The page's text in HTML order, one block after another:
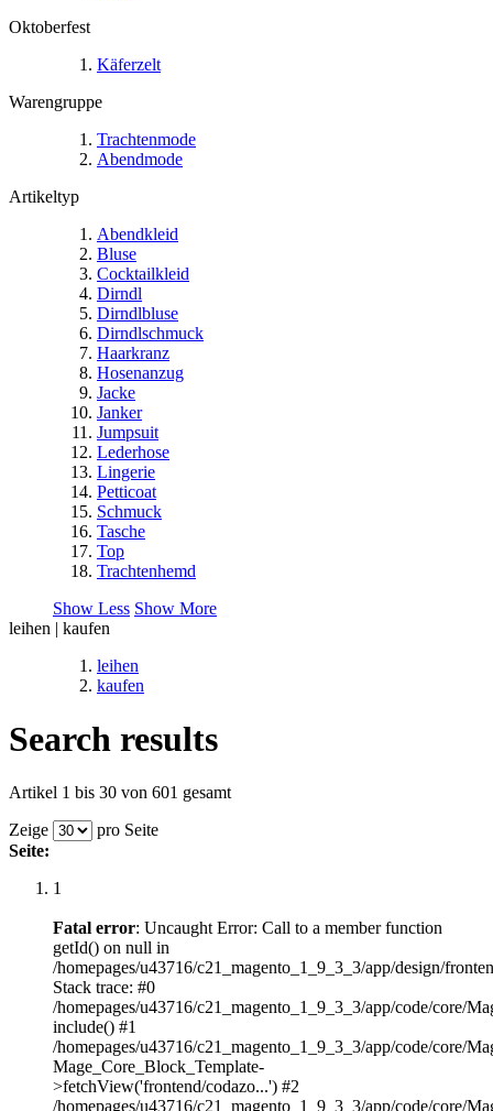
Oktoberfest
Käferzelt
Warengruppe
Trachtenmode
Abendmode
Artikeltyp
Abendkleid
Bluse
Cocktailkleid
Dirndl
Dirndlbluse
Dirndlschmuck
Haarkranz
Hosenanzug
Jacke
Janker
Jumpsuit
Lederhose
Lingerie
Petticoat
Schmuck
Tasche
Top
Trachtenhemd
Show Less Show More
leihen | kaufen
leihen
kaufen
Search results
Artikel 1 bis 30 von 601 gesamt
Zeige
pro Seite
Seite:
1
Fatal error: Uncaught Error: Call to a member function
getId() on null in
/homepages/u43716/c21_magento_1_9_3_3/app/design/
Stack trace: #0
/homepages/u43716/c21_magento_1_9_3_3/app/code/core/
include() #1
/homepages/u43716/c21_magento_1_9_3_3/app/code/core/
Mage_Core_Block_Template-
>fetchView('frontend/codazo...') #2
/homepages/u43716/c21_magento_1_9_3_3/app/code/core/